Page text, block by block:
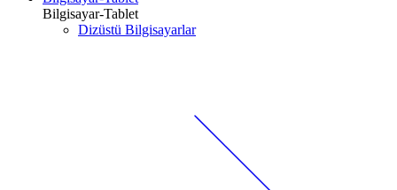
Bilgisayar-Tablet
Dizüstü Bilgisayarlar